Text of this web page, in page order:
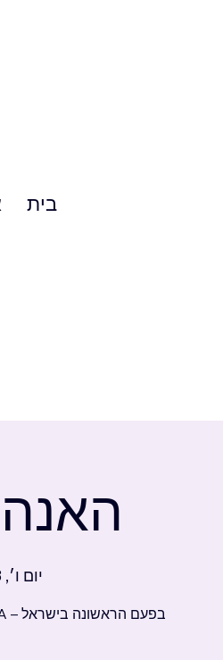
בית
יום ו׳, 13 במרץ
בפעם הראשונה בישראל – HANNA הוא אחד ממופעי הריקוד היפים ביותר